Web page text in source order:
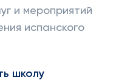
и мероприятий
испанского
школу